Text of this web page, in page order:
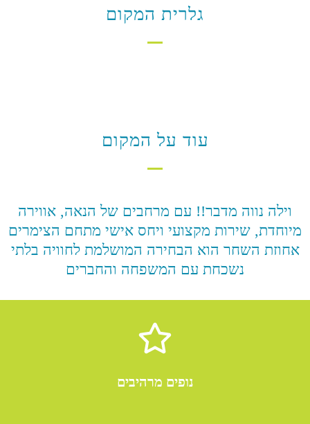
גלרית המקום
עוד על המקום
וילה נווה מדבר!! עם מרחבים של הנאה, אווירה
מיוחדת, שירות מקצועי ויחס אישי מתחם הצימרים
אחוזת השחר הוא הבחירה המושלמת לחוויה בלתי
נשכחת עם המשפחה והחברים
נופים מרהיבים